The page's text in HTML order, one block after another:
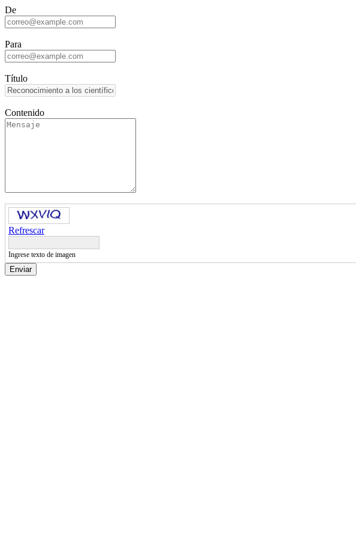
De
Para
Título
Contenido
Refrescar
Ingrese texto de imagen